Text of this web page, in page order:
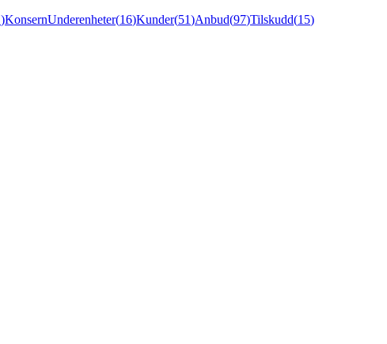
)KonsernUnderenheter(16)Kunder(51)Anbud(97)Tilskudd(15)